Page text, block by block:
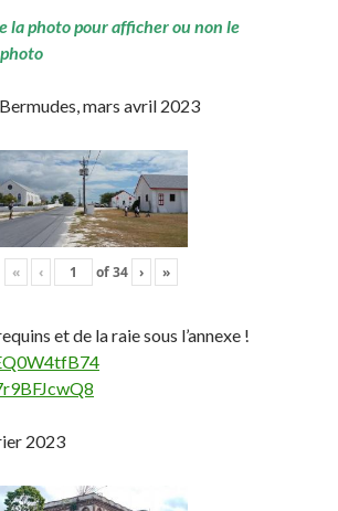
la photo pour afficher ou non le
mars avril 2023
« ‹ of34 › »
et de la raie sous l’annexe !
2023